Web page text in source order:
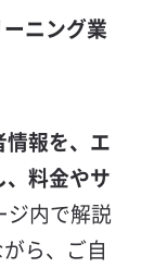
ニング業
報を、エ
料金やサ
ジ内で解説
ら、ご自